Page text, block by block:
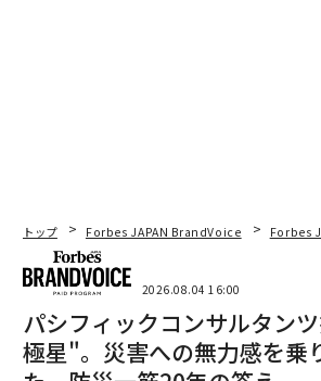
トップ Forbes JAPAN BrandVoice Forbes
2026.08.04 16:00
パシフィックコンサルタン
極星"。災害への無力感を乗